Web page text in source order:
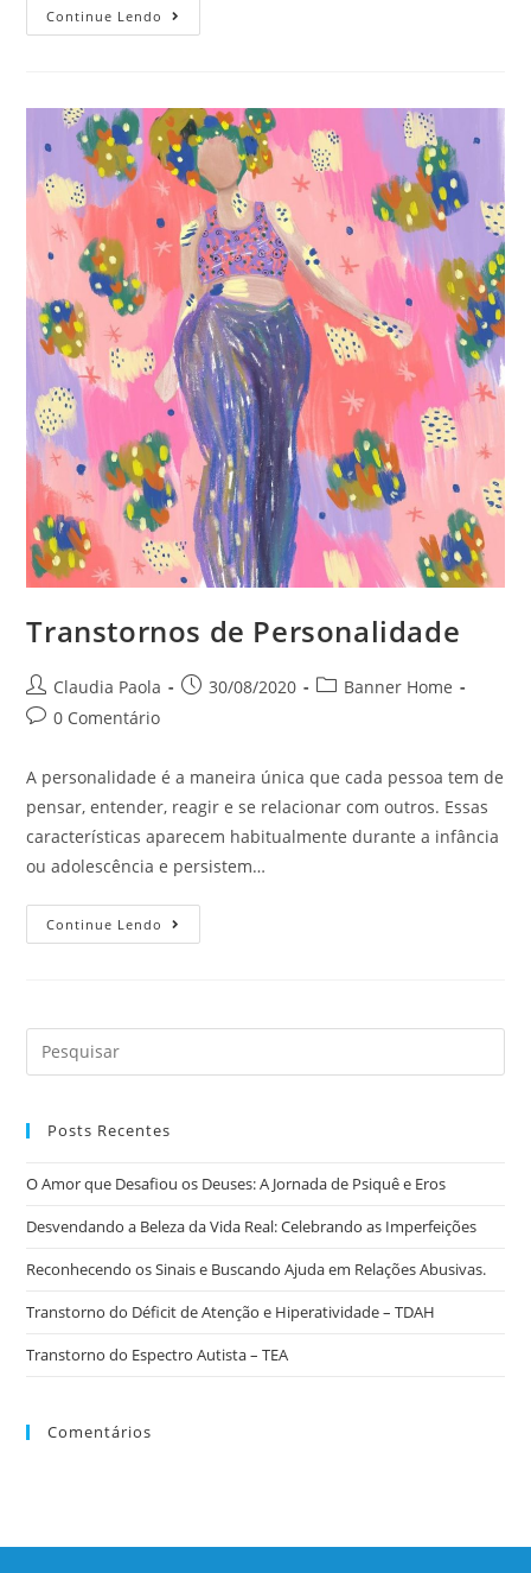
Continue Lendo
Transtornos de Personalidade
Claudia Paola 30/08/2020
Banner Home
0 Comentário
A personalidade é a maneira única que cada pessoa tem de
pensar, entender, reagir e se relacionar com outros. Essas
características aparecem habitualmente durante a infância
ou adolescência e persistem…
Continue Lendo
Posts Recentes
O Amor que Desafiou os Deuses: A Jornada de Psiquê e Eros
Desvendando a Beleza da Vida Real: Celebrando as Imperfeições
Reconhecendo os Sinais e Buscando Ajuda em Relações Abusivas.
Transtorno do Déficit de Atenção e Hiperatividade – TDAH
Transtorno do Espectro Autista – TEA
Comentários